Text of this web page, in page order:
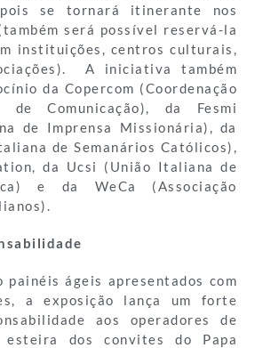
se tornará itinerante nos
será possível reservá-la
instituições, centros culturais,
A iniciativa também
da Copercom (Coordenação
de Comunicação), da Fesmi
de Imprensa Missionária), da
de Semanários Católicos),
da Ucsi (União Italiana de
e da WeCa (Associação
painéis ágeis apresentados com
a exposição lança um forte
aos operadores de
esteira dos convites do Papa